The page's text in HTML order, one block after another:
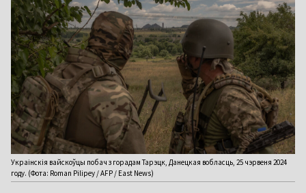
Украінскія вайскоўцы побач з горадам Тарэцк, Данецкая вобласць, 25 чэрвеня 2024
году. (Фота: Roman Pilipey / AFP / East News)